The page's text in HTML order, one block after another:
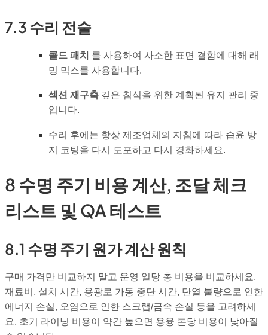
7.3 수리 전술
콜드 패치 를 사용하여 사소한 표면 결함에 대해 래
밍 믹스를 사용합니다.
섹션 재구축깊은 침식을 위한 계획된 유지 관리 중
입니다.
수리 후에는 항상 제조업체의 지침에 따라 습윤 방
지 코팅을 다시 도포하고 다시 경화하세요.
8 수명 주기 비용 계산, 조달 체크
리스트 및 QA 테스트
8.1 수명 주기 원가 계산 원칙
구매 가격만 비교하지 말고 운영 일당 총 비용을 비교하세요.
재료비, 설치 시간, 용광로 가동 중단 시간, 단열 불량으로 인한
에너지 손실, 오염으로 인한 스크랩/금속 손실 등을 고려하세
요. 초기 라이닝 비용이 약간 높으면 용융 톤당 비용이 낮아질